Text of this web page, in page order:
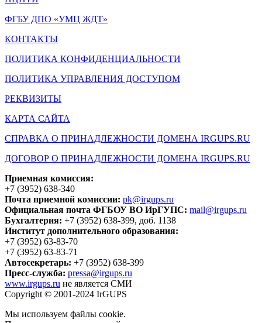
ФГБУ ДПО «УМЦ ЖДТ»
КОНТАКТЫ
ПОЛИТИКА КОНФИДЕНЦИАЛЬНОСТИ
ПОЛИТИКА УПРАВЛЕНИЯ ДОСТУПОМ
РЕКВИЗИТЫ
КАРТА САЙТА
СПРАВКА О ПРИНАДЛЕЖНОСТИ ДОМЕНА IRGUPS.RU
ДОГОВОР О ПРИНАДЛЕЖНОСТИ ДОМЕНА IRGUPS.RU
Приемная комиссия:
+7 (3952) 638-340
Почта приемной комиссии: pk@irgups.ru
Официальная почта ФГБОУ ВО ИрГУПС: mail@irgups.ru
Бухгалтерия: +7 (3952) 638-399, доб. 1138
Институт дополнительного образования:
+7 (3952) 63-83-70
+7 (3952) 63-83-71
Автосекретарь: +7 (3952) 638-399
Пресс-служба: pressa@irgups.ru
www.irgups.ru не является СМИ
Copyright © 2001-2024 IrGUPS
Мы используем файлы cookie.